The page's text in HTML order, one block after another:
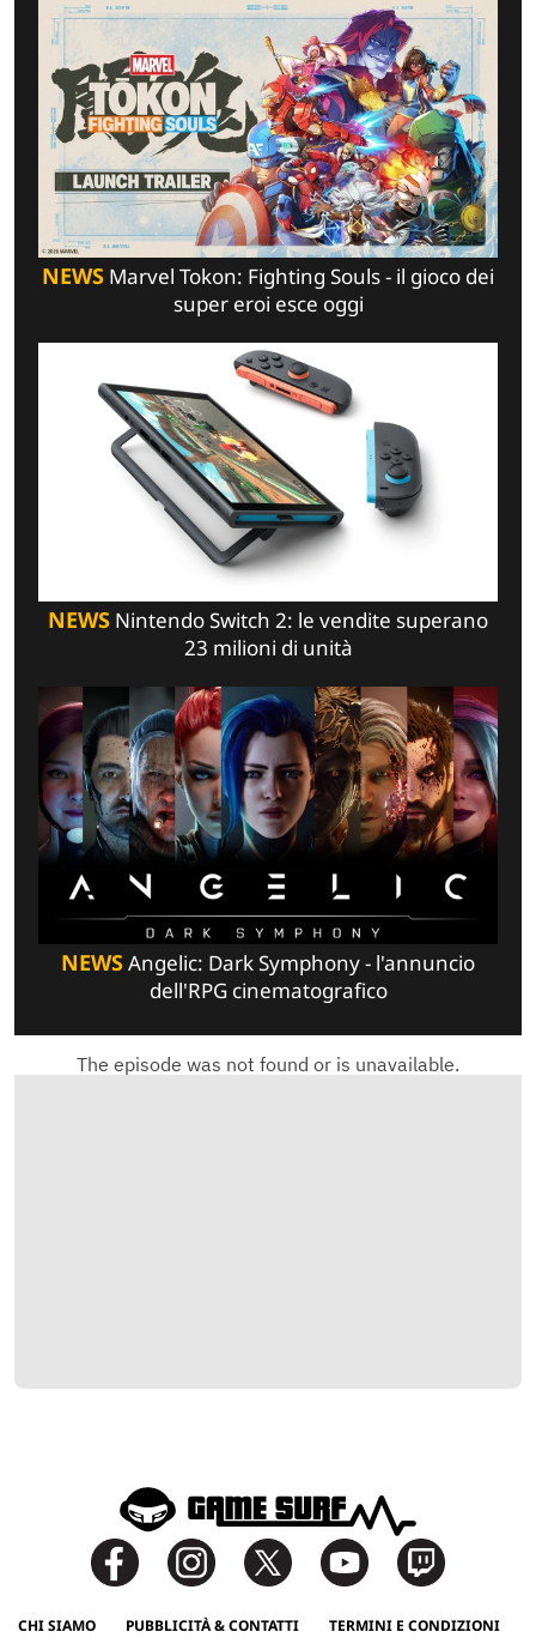
NEWS Marvel Tokon: Fighting Souls - il gioco dei
super eroi esce oggi
NEWS Nintendo Switch 2: le vendite superano
23 milioni di unità
NEWSAngelic: Dark Symphony - l'annuncio
dell'RPG cinematografico
CHI SIAMO PUBBLICITÀ & CONTATTI TERMINI E CONDIZIONI